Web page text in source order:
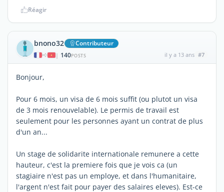
Réagir
bnono32 Contributeur
| 140POSTS il y a 13 ans #7
Bonjour,
Pour 6 mois, un visa de 6 mois suffit (ou plutot un visa
de 3 mois renouvelable). Le permis de travail est
seulement pour les personnes ayant un contrat de plus
d'un an...
Un stage de solidarite internationale remunere a cette
hauteur, c'est la premiere fois que je vois ca (un
stagiaire n'est pas un employe, et dans l'humanitaire,
l'argent n'est fait pour payer des salaires eleves). Est-ce